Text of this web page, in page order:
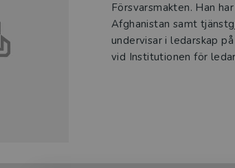
Försvarsmakten. Han
Afghanistan samt
undervisar i ledarskap
vid Institutionen för